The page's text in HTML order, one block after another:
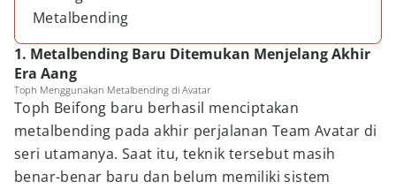
Metalbending
1. Metalbending Baru Ditemukan Menjelang Akhir
Era Aang
Toph Menggunakan Metalbending di Avatar
Toph Beifong baru berhasil menciptakan
metalbending pada akhir perjalanan Team Avatar di
seri utamanya. Saat itu, teknik tersebut masih
benar-benar baru dan belum memiliki sistem